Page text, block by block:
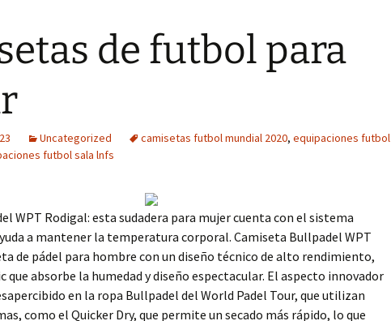
de futbol para
Uncategorized camisetas futbol mundial 2020, equipaciones futbol
futbol sala lnfs
WPT Rodigal: esta sudadera para mujer cuenta con el sistema
a mantener la temperatura corporal. Camiseta Bullpadel WPT
de pádel para hombre con un diseño técnico de alto rendimiento,
que absorbe la humedad y diseño espectacular. El aspecto innovador
en la ropa Bullpadel del World Padel Tour, que utilizan
como el Quicker Dry, que permite un secado más rápido, lo que